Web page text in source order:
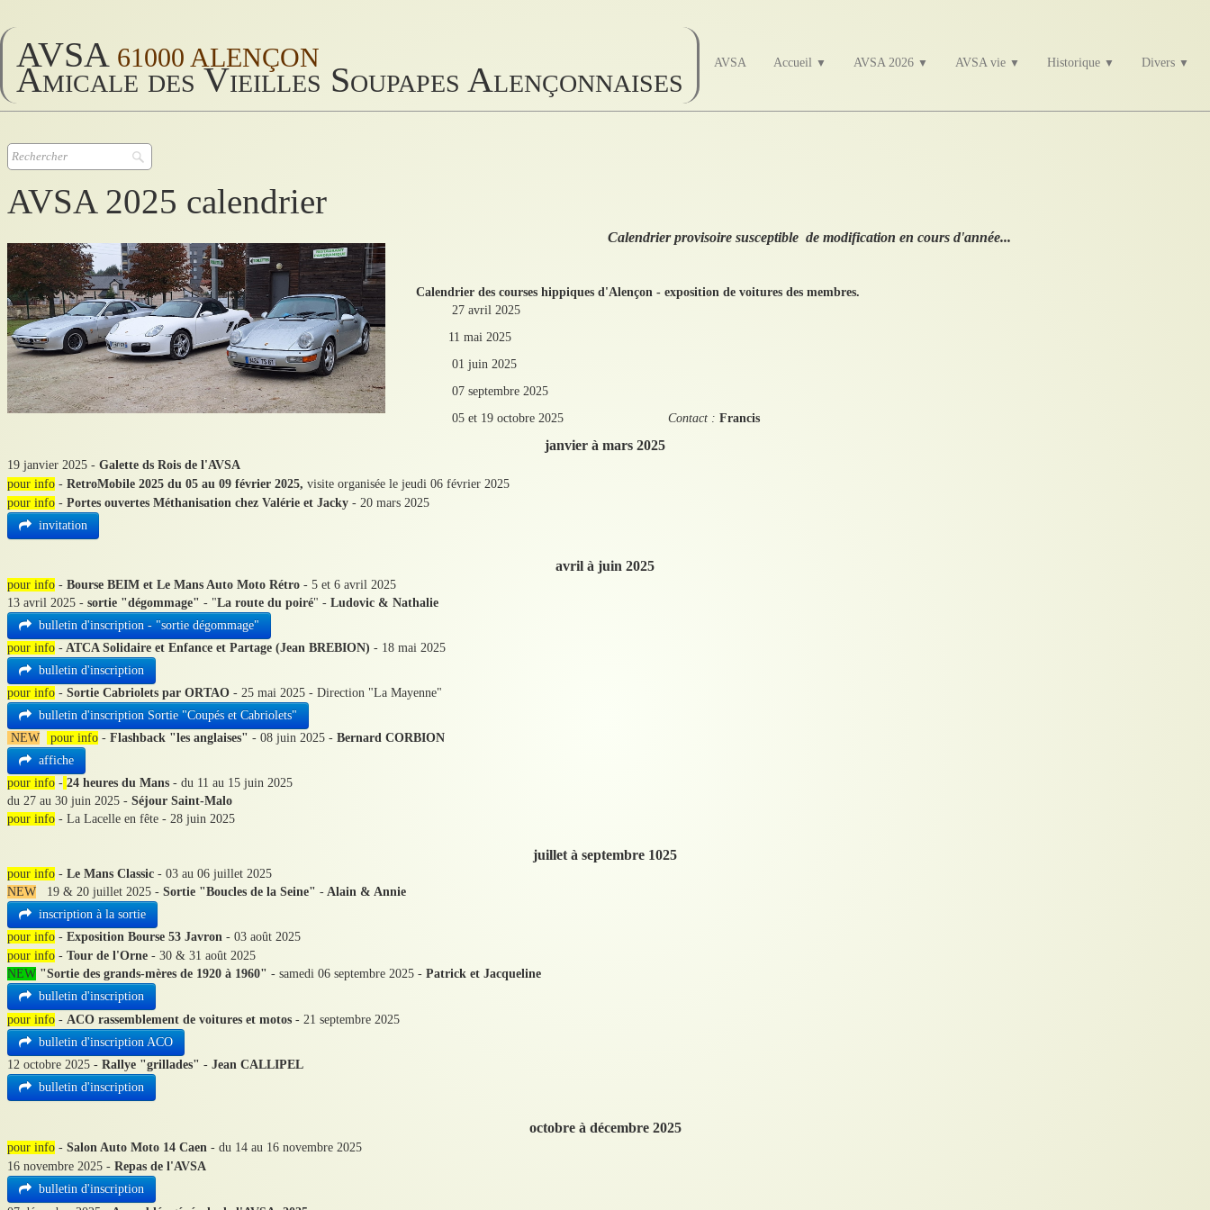
AVSA 61000 ALENÇON
Amicale des Vieilles Soupapes Alençonnaises AVSA Accueil ▼ AVSA 2026 ▼ AVSA vie ▼ Historique ▼ Divers ▼
AVSA 2025 calendrier
Calendrier provisoire susceptible de modification en cours d'année...
Calendrier des courses hippiques d'Alençon - exposition de voitures des membres.
27 avril 2025
11 mai 2025
01 juin 2025
07 septembre 2025
05 et 19 octobre 2025
Contact : Francis
janvier à mars 2025
19 janvier 2025 - Galette ds Rois de l'AVSA
pour info - RetroMobile 2025 du 05 au 09 février 2025, visite organisée le jeudi 06 février 2025
pour info - Portes ouvertes Méthanisation chez Valérie et Jacky - 20 mars 2025
invitation
avril à juin 2025
pour info - Bourse BEIM et Le Mans Auto Moto Rétro - 5 et 6 avril 2025
13 avril 2025 - sortie "dégommage" - "La route du poiré" - Ludovic & Nathalie
bulletin d'inscription - "sortie dégommage"
pour info - ATCA Solidaire et Enfance et Partage (Jean BREBION) - 18 mai 2025
bulletin d'inscription
pour info - Sortie Cabriolets par ORTAO - 25 mai 2025 - Direction "La Mayenne"
bulletin d'inscription Sortie "Coupés et Cabriolets"
NEW
pour info - Flashback "les anglaises" - 08 juin 2025 - Bernard CORBION
affiche
pour info - 24 heures du Mans - du 11 au 15 juin 2025
du 27 au 30 juin 2025 - Séjour Saint-Malo
pour info - La Lacelle en fête - 28 juin 2025
juillet à septembre 1025
pour info - Le Mans Classic - 03 au 06 juillet 2025
NEW 19 & 20 juillet 2025 - Sortie "Boucles de la Seine" - Alain & Annie
inscription à la sortie
pour info - Exposition Bourse 53 Javron - 03 août 2025
pour info - Tour de l'Orne - 30 & 31 août 2025
NEW "Sortie des grands-mères de 1920 à 1960" - samedi 06 septembre 2025 - Patrick et Jacqueline
bulletin d'inscription
pour info - ACO rassemblement de voitures et motos - 21 septembre 2025
bulletin d'inscription ACO
12 octobre 2025 - Rallye "grillades" - Jean CALLIPEL
bulletin d'inscription
octobre à décembre 2025
pour info - Salon Auto Moto 14 Caen - du 14 au 16 novembre 2025
16 novembre 2025 - Repas de l'AVSA
bulletin d'inscription